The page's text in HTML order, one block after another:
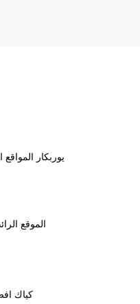
يوربكار
الموقع
كياك